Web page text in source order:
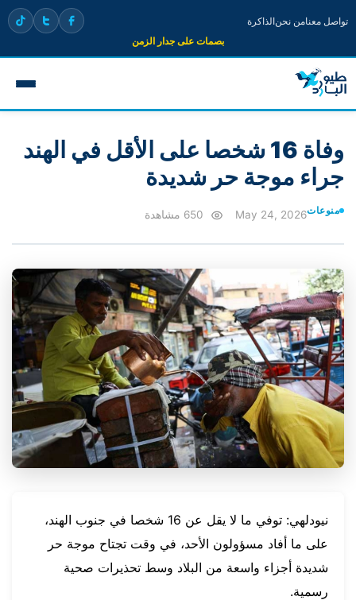
تواصل معنامن نحنالذاكرة
بصمات على جدار الزمن
وفاة 16 شخصا على الأقل في الهند
جراء موجة حر شديدة
منوعاتMay 24, 2026
نيودلهي: توفي ما لا يقل عن 16 شخصا في جنوب الهند،
على ما أفاد مسؤولون الأحد، في وقت تجتاح موجة حر
شديدة أجزاء واسعة من البلاد وسط تحذيرات صحية
رسمية.